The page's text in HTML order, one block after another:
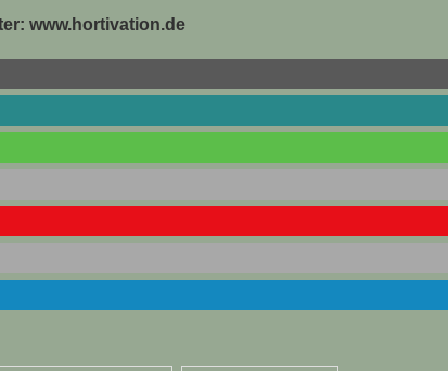
www.hortivation.de